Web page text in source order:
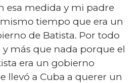
esa medida y mi padre
tiempo que era un
de Batista. Por todo
más que nada porque el
era un gobierno
llevó a Cuba a querer un